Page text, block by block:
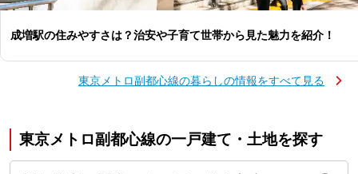
成増駅の住みやすさは？治安や子育て世帯から見た魅力を紹介！
東京メトロ副都心線の暮らしの情報をすべて見る
東京メトロ副都心線の一戸建て・土地を探す